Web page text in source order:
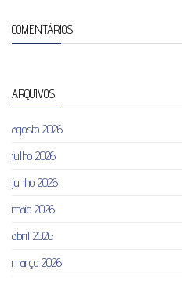
COMENTÁRIOS
ARQUIVOS
agosto 2026
julho 2026
junho 2026
maio 2026
abril 2026
março 2026